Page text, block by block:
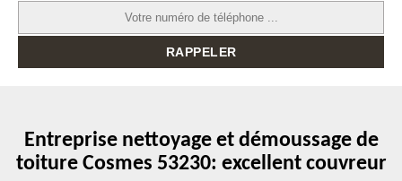
Entreprise nettoyage et démoussage de
toiture Cosmes 53230: excellent couvreur